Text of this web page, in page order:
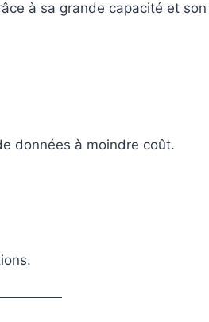
à sa grande capacité et
données à moindre coût.